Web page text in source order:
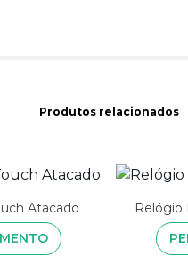
Produtos relacionados
Atacado
Relógio